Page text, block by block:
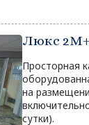
Люкс
Просторная
на
сутки).